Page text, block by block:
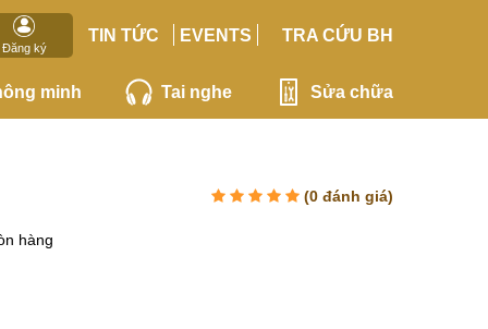
Đăng ký
TIN TỨC EVENTS TRA CỨU BH
minh Tai nghe Sửa chữa
(0 đánh giá)
hàng